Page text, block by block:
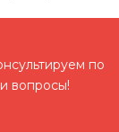
по
вопросы!